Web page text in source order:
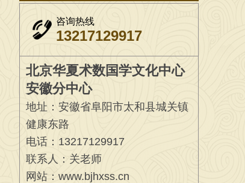
咨询热线
13217129917
北京华夏术数国学文化中心
安徽分中心
地址：安徽省阜阳市太和县城关镇
健康东路
电话：13217129917
联系人：关老师
网站：www.bjhxss.cn